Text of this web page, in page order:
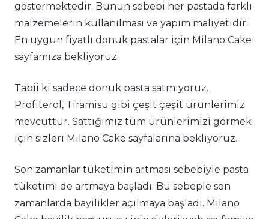
göstermektedir. Bunun sebebi her pastada farklı
malzemelerin kullanılması ve yapım maliyetidir.
En uygun fiyatlı donuk pastalar için Milano Cake
sayfamıza bekliyoruz.
Tabii ki sadece donuk pasta satmıyoruz.
Profiterol, Tiramisu gibi çeşit çeşit ürünlerimiz
mevcuttur. Sattığımız tüm ürünlerimizi görmek
için sizleri Milano Cake sayfalarına bekliyoruz.
Son zamanlar tüketimin artması sebebiyle pasta
tüketimi de artmaya başladı. Bu sebeple son
zamanlarda bayilikler açılmaya başladı. Milano